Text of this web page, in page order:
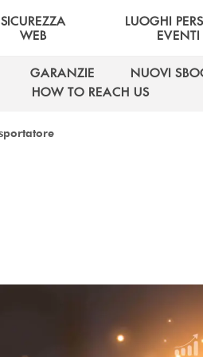
SICUREZZA
WEB
LUOGHI
EVENTI
GARANZIE
GARANZIE
NUOVI
NUOVI
HOW TO REACH US